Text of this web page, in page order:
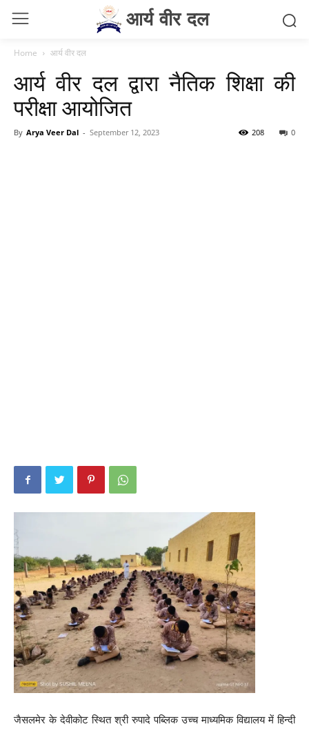
आर्य वीर दल
Home आर्य वीर दल
आर्य वीर दल द्वारा नैतिक शिक्षा की
परीक्षा आयोजित
By Arya Veer Dal - September 12, 2023 0
208
जैसलमेर के देवीकोट स्थित श्री रुपादे पब्लिक उच्च माध्यमिक विद्यालय में हिन्दी